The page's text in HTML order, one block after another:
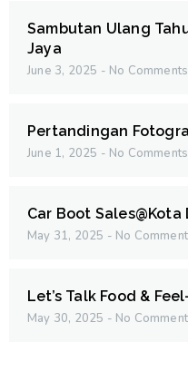
Sambutan Ulang
Jaya
June 3, 2025 No Comments
Pertandingan
June 1, 2025 No Comments
Car Boot Sales@Kota
May 31, 2025 No
Let’s Talk Food &
May 30, 2025 No